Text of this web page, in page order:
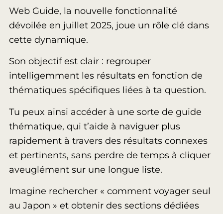
Web Guide, la nouvelle fonctionnalité
dévoilée en juillet 2025, joue un rôle clé dans
cette dynamique.
Son objectif est clair : regrouper
intelligemment les résultats en fonction de
thématiques spécifiques liées à ta question.
Tu peux ainsi accéder à une sorte de guide
thématique, qui t’aide à naviguer plus
rapidement à travers des résultats connexes
et pertinents, sans perdre de temps à cliquer
aveuglément sur une longue liste.
Imagine rechercher « comment voyager seul
au Japon » et obtenir des sections dédiées